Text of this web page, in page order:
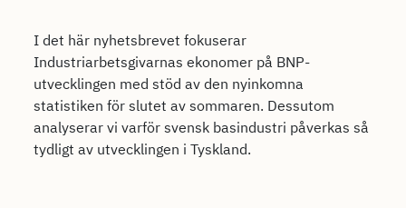
I det här nyhetsbrevet fokuserar
Industriarbetsgivarnas ekonomer på BNP-
utvecklingen med stöd av den nyinkomna
statistiken för slutet av sommaren. Dessutom
analyserar vi varför svensk basindustri påverkas så
tydligt av utvecklingen i Tyskland.